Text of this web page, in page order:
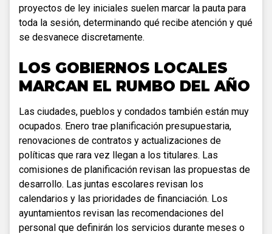
proyectos de ley iniciales suelen marcar la pauta para
toda la sesión, determinando qué recibe atención y qué
se desvanece discretamente.
LOS GOBIERNOS LOCALES
MARCAN EL RUMBO DEL AÑO
Las ciudades, pueblos y condados también están muy
ocupados. Enero trae planificación presupuestaria,
renovaciones de contratos y actualizaciones de
políticas que rara vez llegan a los titulares. Las
comisiones de planificación revisan las propuestas de
desarrollo. Las juntas escolares revisan los
calendarios y las prioridades de financiación. Los
ayuntamientos revisan las recomendaciones del
personal que definirán los servicios durante meses o